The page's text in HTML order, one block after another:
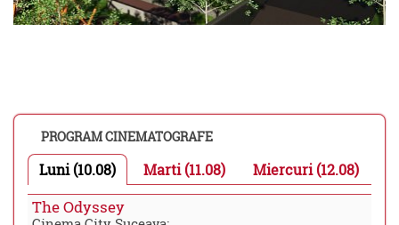
PROGRAM CINEMATOGRAFE
Luni (10.08) Marti (11.08) Miercuri (12.08)
The Odyssey